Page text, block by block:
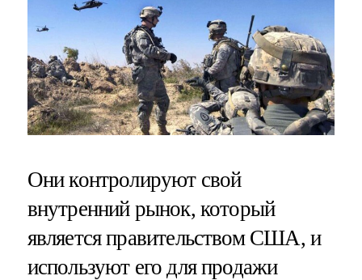
Они контролируют свой
внутренний рынок, который
является правительством США, и
используют его для продажи